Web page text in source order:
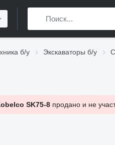
б/у Экскаваторы б/у
SK75-8продано и не